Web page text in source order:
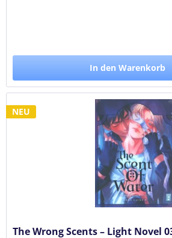
In den Warenkorb
NEU
The Wrong Scents – Light Novel